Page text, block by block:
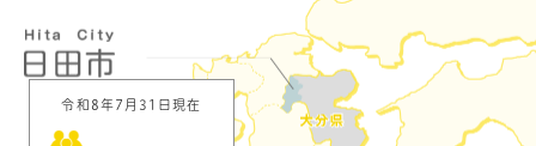
令和8年7月31日現在